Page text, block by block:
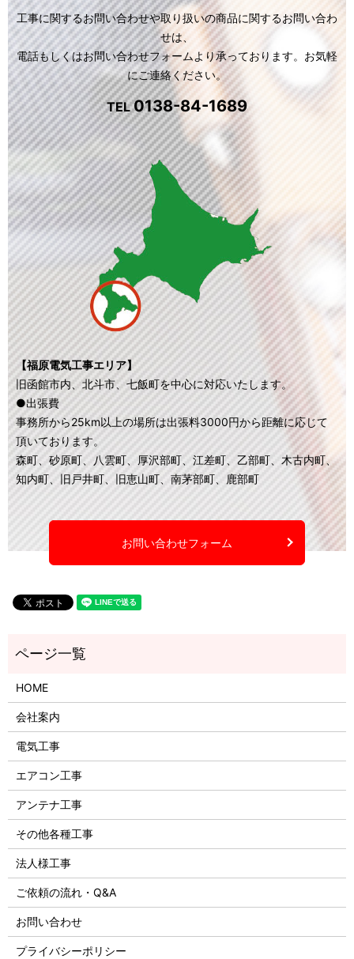
工事に関するお問い合わせや取り扱いの商品に関するお問い合わ
せは、
電話もしくはお問い合わせフォームより承っております。お気軽
にご連絡ください。
TEL0138-84-1689
【福原電気工事エリア】
旧函館市内、北斗市、七飯町を中心に対応いたします。
●出張費
事務所から25km以上の場所は出張料3000円から距離に応じて
頂いております。
森町、砂原町、八雲町、厚沢部町、江差町、乙部町、木古内町、
知内町、旧戸井町、旧恵山町、南茅部町、鹿部町
お問い合わせフォーム
HOME
会社案内
電気工事
エアコン工事
アンテナ工事
その他各種工事
法人様工事
ご依頼の流れ・Q&A
お問い合わせ
プライバシーポリシー